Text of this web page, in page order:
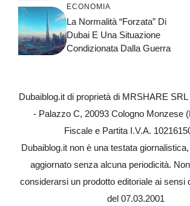
ECONOMIA
La Normalità “forzata” Di
Dubai E Una Situazione
Condizionata Dalla Guerra
Dubaiblog.it di proprietà di MRSHARE SRL
- Palazzo C, 20093 Cologno Monzese
Fiscale e Partita I.V.A.
Dubaiblog.it non è una testata
aggiornato senza alcuna periodicità.
considerarsi un prodotto editoriale ai sensi
del 07.03.2001